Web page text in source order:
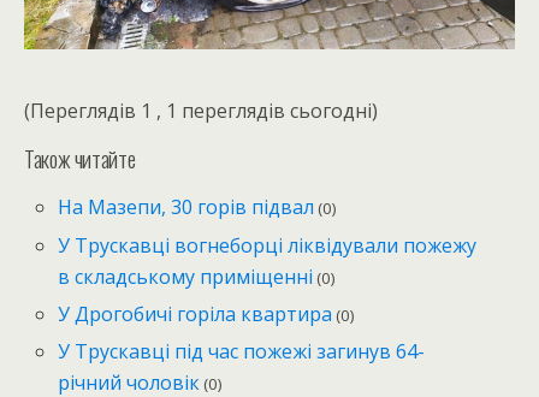
(Переглядів 1 , 1 переглядів сьогодні)
Також читайте
На Мазепи, 30 горів підвал (0)
У Трускавці вогнеборці ліквідували пожежу
в складському приміщенні (0)
У Дрогобичі горіла квартира (0)
У Трускавці під час пожежі загинув 64-
річний чоловік (0)